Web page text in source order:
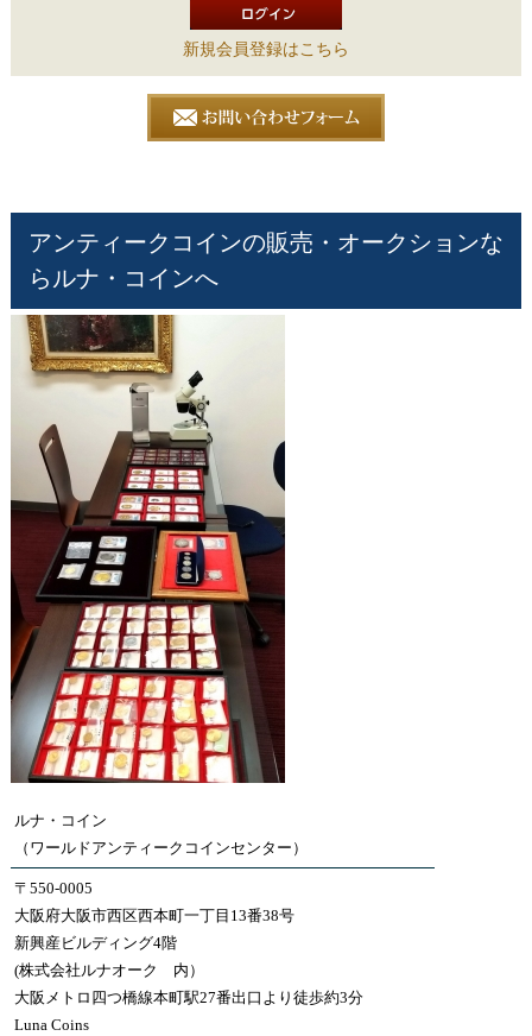
新規会員登録はこちら
アンティークコインの販売・オークションな
らルナ・コインへ
ルナ・コイン
（ワールドアンティークコインセンター）
〒550-0005
大阪府大阪市西区西本町一丁目13番38号
新興産ビルディング4階
(株式会社ルナオーク 内）
大阪メトロ四つ橋線本町駅27番出口より徒歩約3分
Luna Coins